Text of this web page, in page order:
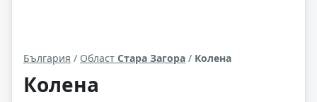
България / Област Стара Загора / Колена
Колена